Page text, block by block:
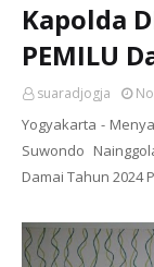
Kapolda
PEMILU
suaradjogja
Yogyakarta -
Suwondo
Damai Tahun 2024